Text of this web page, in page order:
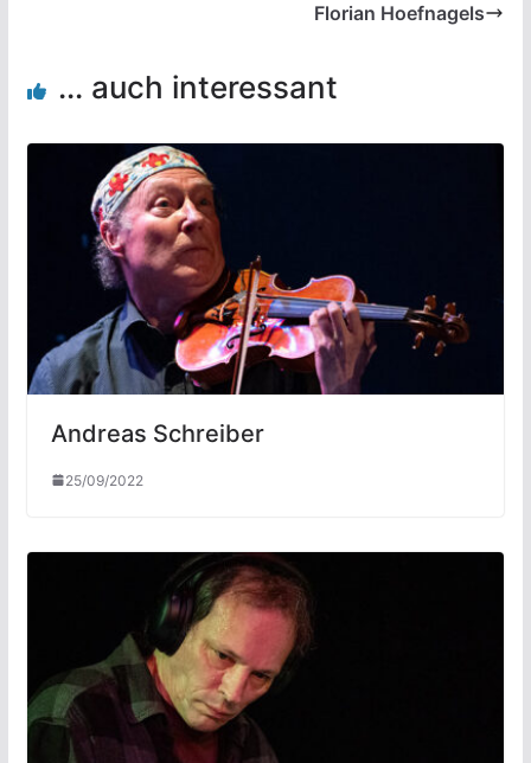
Florian Hoefnagels
... auch interessant
Andreas Schreiber
25/09/2022